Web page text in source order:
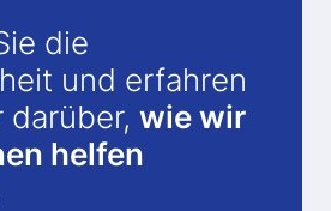
die
und erfahren
darüber, wie wir
helfen